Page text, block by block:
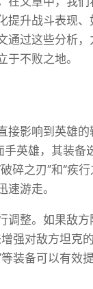
升战斗表现
通过这些分析
不败之地。
接影响到英雄
英雄，其装备
碎之刃”和“疾
游走。
调整。如果敌
强对敌方坦克
装备可以有效